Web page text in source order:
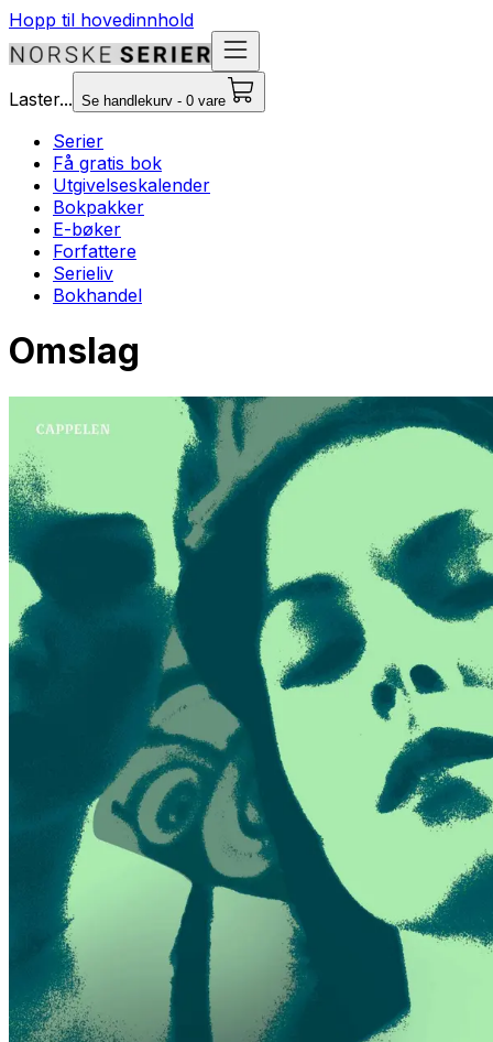
Hopp til hovedinnhold
Laster... Se handlekurv - 0 vare
Serier
Få gratis bok
Utgivelseskalender
Bokpakker
E-bøker
Forfattere
Serieliv
Bokhandel
Omslag